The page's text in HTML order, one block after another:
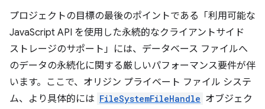
プロジェクトの目標の最後のポイントである「利用可能な
JavaScript API を使用した永続的なクライアントサイド
ストレージのサポート」には、データベース ファイルへ
のデータの永続化に関する厳しいパフォーマンス要件が伴
います。ここで、オリジン プライベート ファイル システ
ム、より具体的には FileSystemFileHandle オブジェク